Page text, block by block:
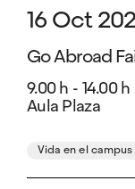
16 Oct
Go Abroad
9.00 h - 14.00 h
Aula Plaza
Vida en el campus